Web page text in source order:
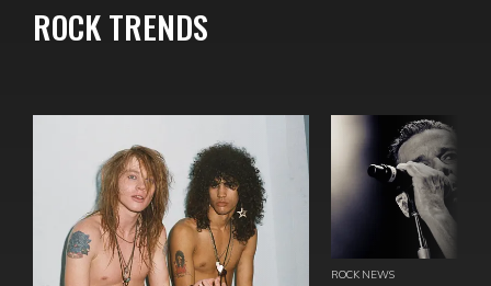
ROCK TRENDS
ROCK NEWS